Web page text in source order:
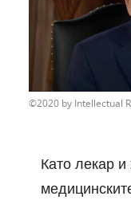
2020 by Intellectual
Като лекар